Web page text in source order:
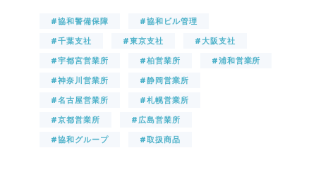
#協和警備保障
#協和ビル管理
#千葉支社
#東京支社
#大阪支社
#宇都宮営業所
#柏営業所
#浦和営業所
#神奈川営業所
#静岡営業所
#名古屋営業所
#札幌営業所
#京都営業所
#広島営業所
#協和グループ
#取扱商品